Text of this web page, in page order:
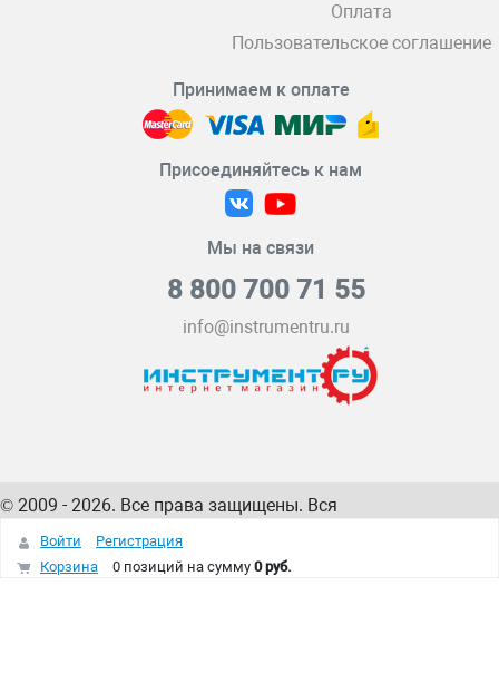
Оплата
Пользовательское соглашение
Принимаем к оплате
Присоединяйтесь к нам
Мы на связи
8 800 700 71 55
info@instrumentru.ru
© 2009 - 2026. Все права защищены. Вся
информация на сайте – собственность
интернет-магазина
Войти
Регистрация
Корзина
0 позиций на сумму 0 руб.